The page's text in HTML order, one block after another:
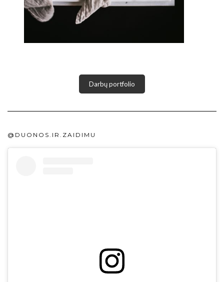
Darbų portfolio
@DUONOS.IR.ZAIDIMU